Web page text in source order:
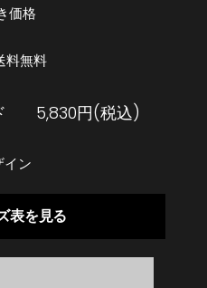
価格
料無料
5,830円(税込)
イン
表を見る